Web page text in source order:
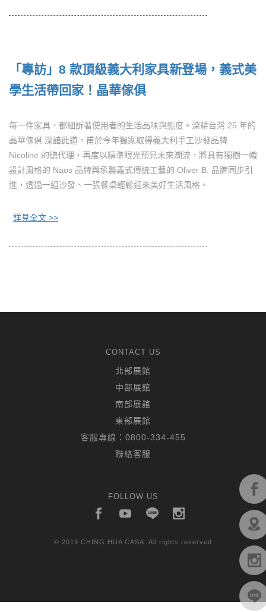
「專訪」8 款頂級義大利家具新登場，義式美
學生活帶回家！晶華傢俱
每一件家具，都細訴著使用者的生活品味與態度。深耕台灣 25 年的
晶華傢俱 深諳此道，甫於今年獨家取得義大利手工沙發品牌
Nicoline 的總代理，再度以精準眼光預見未來潮流，將具有獨樹一幟
設計風格的 Naos 品牌與承襲義式傳統工藝的 Oliver B. 品牌同步引
進，透過一組沙發、一張餐桌輕鬆迎來美好生活風格。
詳見全文 >>
CONTACT US
北部展館
中部展館
南部展館
東部展館
客服專線： 0800-334-455
聯絡客服
FOLLOW US
© 2019 CHING HUA CASA. All rights reserved